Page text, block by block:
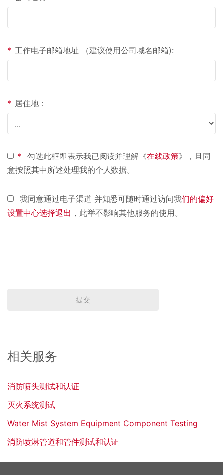
* 工作电子邮箱地址 （建议使用公司域名邮箱):
* 居住地：
* 勾选此框即表示我已阅读并理解《在线政策》，且同
意按照其中所述处理我的个人数据。
我同意通过电子渠道 并知悉可随时通过访问我们的偏好
设置中心选择退出 ，此举不影响其他服务的使用。
提交
相关服务
消防喷头测试和认证
灭火系统测试
Water Mist System Equipment Component Testing
消防喷淋管道和管件测试和认证